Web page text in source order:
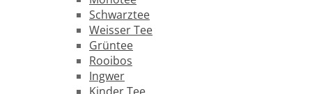
Schwarztee
Weisser Tee
Grüntee
Rooibos
Ingwer